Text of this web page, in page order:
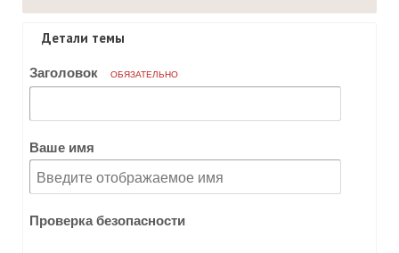
Детали темы
Заголовок ОБЯЗАТЕЛЬНО
Ваше имя
Проверка безопасности